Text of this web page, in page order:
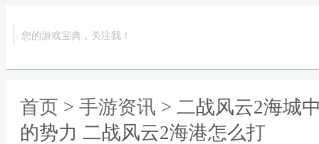
您的游戏宝典，关注我！
首页 > 手游资讯 > 二战风云2海城
的势力 二战风云2海港怎么打